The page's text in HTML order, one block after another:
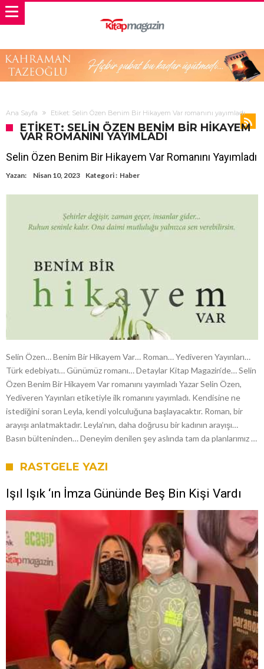
Ana Sayfa Etiket: Selin Özen Benim Bir Hikayem Var romanını yayımladı
ETIKET: SELIN ÖZEN BENIM BIR HIKAYEM
VAR ROMANINI YAYIMLADI
Selin Özen Benim Bir Hikayem Var Romanını Yayımladı
Yazan: Nisan 10, 2023 Kategori : Haber
Selin Özen… Benim Bir Hikayem Var… Roman… Yediveren Yayınları…
Türk edebiyatı… Günümüz romanı… Detaylar Kitap Magazin‘de… Selin
Özen Benim Bir Hikayem Var romanını yayımladı Yazar Selin Özen,
Yediveren Yayınları etiketiyle ilk romanını yayımladı. Kendisine ne
istediğini soran Leyla, kendi yolculuğuna başlayacaktır. Roman, bir
arayışı anlatmaktadır. Leyla’nın, daha doğrusu bir kadının arayışı…
Basın bülteninden… Deneyim denilen şey aslında tam da planlarımız …
RASTGELE YAZI
Işıl Işık ‘ın İmza Gününde Beş Bin Kişi Vardı